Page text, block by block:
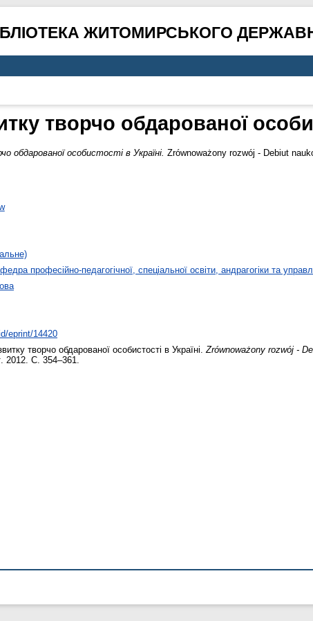
ЖИТОМИРСЬКОГО
творчо обдарованої
обдарованої особистості в Україні. Zrównoważony rozwój - Debiut
професійно-педагогічної, спеціальної освіти, андрагогіки та
eprint/14420
творчо обдарованої особистості в Україні.Zrównoważony rozwój -
. 2012. С. 354–361.